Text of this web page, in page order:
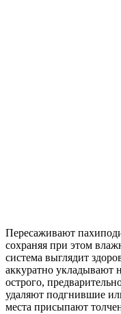
Пересаживают
сохраняя при этом
система выглядит
аккуратно укладывают
острого,
удаляют подгнившие
места присыпают